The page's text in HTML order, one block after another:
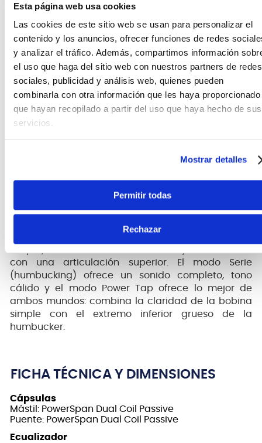
Esta página web usa cookies
Las cookies de este sitio web se usan para personalizar el
contenido y los anuncios, ofrecer funciones de redes
y analizar el tráfico. Además, compartimos información
el uso que haga del sitio web con nuestros partners de redes
sociales, publicidad y análisis web, quienes pueden
combinarla con otra información que les haya proporcionado
que hayan recopilado a partir del uso que haya hecho de sus
servicios.
Mostrar detalles
Permitir todas
Rechazar
Cápsulas PowerSpan humbucker
Desarrolladas por Ibanez, las piezas polares
expuestas de las pastillas PowerSpan Dual Coil
producen una señal más fuerte y aumentan la
respuesta de las frecuencias más altas sin
sacrificar los graves. El resultado es un tono rico en
Ibanez Custom Electronics EQ de 3 bandas con
El ecualizador de 3 bandas funciona en conjunto
con un interruptor de toque de bobina para un
control máximo sobre una amplia variedad de
con una articulación superior. El modo Serie
(humbucking) ofrece un sonido completo, tono
cálido y el modo Power Tap ofrece lo mejor de
ambos mundos: combina la claridad de la bobina
simple con el extremo inferior grueso de la
humbucker.
FICHA TÉCNICA Y DIMENSIONES
Cápsulas
Mástil: PowerSpan Dual Coil Passive
Puente: PowerSpan Dual Coil Passive
Ecualizador